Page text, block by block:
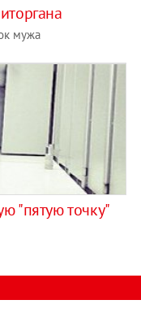
мужа
"пятую точку"